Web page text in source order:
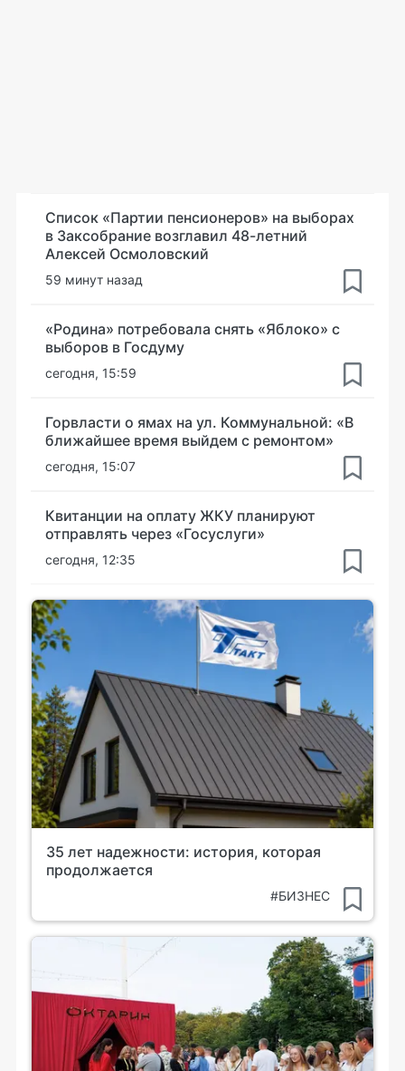
Список «Партии пенсионеров» на выборах
в Заксобрание возглавил 48-летний
Алексей Осмоловский
59 минут назад
«Родина» потребовала снять «Яблоко» с
выборов в Госдуму
сегодня, 15:59
Горвласти о ямах на ул. Коммунальной: «В
ближайшее время выйдем с ремонтом»
сегодня, 15:07
Квитанции на оплату ЖКУ планируют
отправлять через «Госуслуги»
сегодня, 12:35
35 лет надежности: история, которая
продолжается
#БИЗНЕС